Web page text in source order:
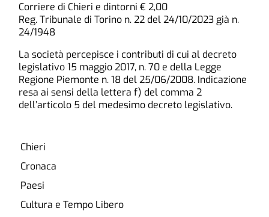
Corriere di Chieri e dintorni € 2,00
Reg. Tribunale di Torino n. 22 del 24/10/2023 già n.
24/1948
La società percepisce i contributi di cui al decreto
legislativo 15 maggio 2017, n. 70 e della Legge
Regione Piemonte n. 18 del 25/06/2008. Indicazione
resa ai sensi della lettera f) del comma 2
dell’articolo 5 del medesimo decreto legislativo.
Chieri
Cronaca
Paesi
Cultura e Tempo Libero